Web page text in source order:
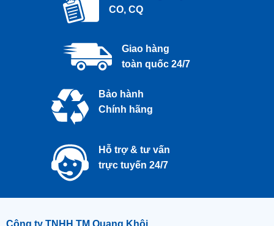
CO, CQ
Giao hàng
toàn quốc 24/7
Bảo hành
Chính hãng
Hỗ trợ & tư vấn
trực tuyến 24/7
Công ty TNHH TM Quang Khôi